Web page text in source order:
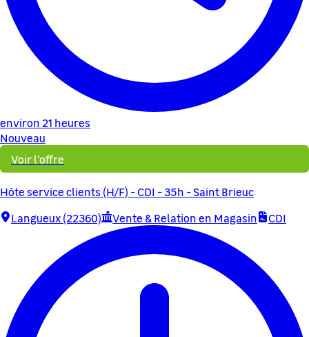
environ 21 heures
Nouveau
Voir l'offre
Hôte service clients (H/F) - CDI - 35h - Saint Brieuc
Langueux (22360)
Vente & Relation en Magasin CDI